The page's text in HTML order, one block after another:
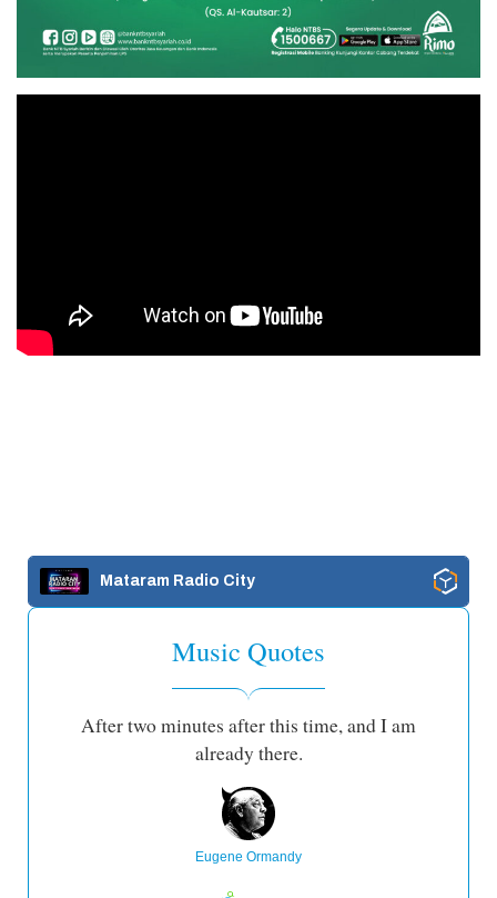
Mataram Radio City
Music Quotes
After two minutes after this time, and I am
already there.
Eugene Ormandy